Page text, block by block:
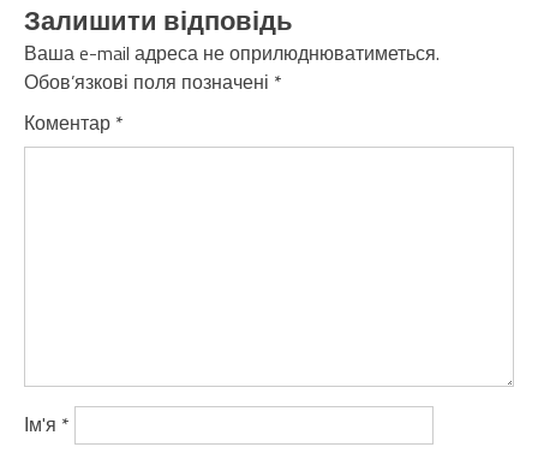
Залишити відповідь
Ваша e-mail адреса не оприлюднюватиметься.
Обов’язкові поля позначені *
Коментар *
Ім'я *